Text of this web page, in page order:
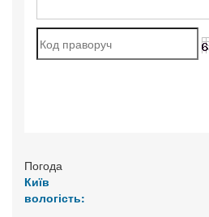
Погода
Київ
вологість: